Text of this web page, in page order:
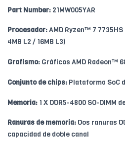
Part Number: 21MW005YAR
Procesador:AMD Ryzen™ 7
4MB L2 / 16MB L3)
Grafismo: Gráficos AMD Radeon™
Conjunto de chips: Plataforma SoC
Memoria: 1 X DDR5-4800 SO-DIMM
Ranuras de memoria: Dos ranuras
capacidad de doble canal